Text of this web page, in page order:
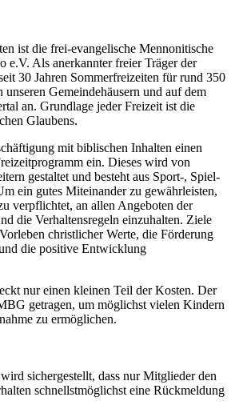
ist die frei-evangelische Mennonitische
e.V. Als anerkannter freier Träger der
30 Jahren Sommerfreizeiten für rund 350
Gemeindehäusern und auf dem
an. Grundlage jeder Freizeit ist die
Glaubens.
mit biblischen Inhalten einen
ein. Dieses wird von
gestaltet und besteht aus Sport-, Spiel-
ein gutes Miteinander zu gewährleisten,
verpflichtet, an allen Angeboten der
die Verhaltensregeln einzuhalten. Ziele
christlicher Werte, die Förderung
die positive Entwicklung
nur einen kleinen Teil der Kosten. Der
getragen, um möglichst vielen Kindern
zu ermöglichen.
sichergestellt, dass nur Mitglieder den
schnellstmöglichst eine Rückmeldung